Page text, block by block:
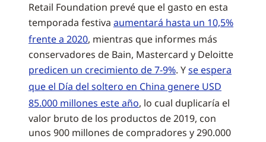
Retail Foundation prevé que el gasto en esta
temporada festiva aumentará hasta un 10,5%
frente a 2020, mientras que informes más
conservadores de Bain, Mastercard y Deloitte
predicen un crecimiento de 7-9%. Yse espera
que el Día del soltero en China genere USD
85.000 millones este año, lo cual duplicaría el
valor bruto de los productos de 2019, con
unos 900 millones de compradores y 290.000